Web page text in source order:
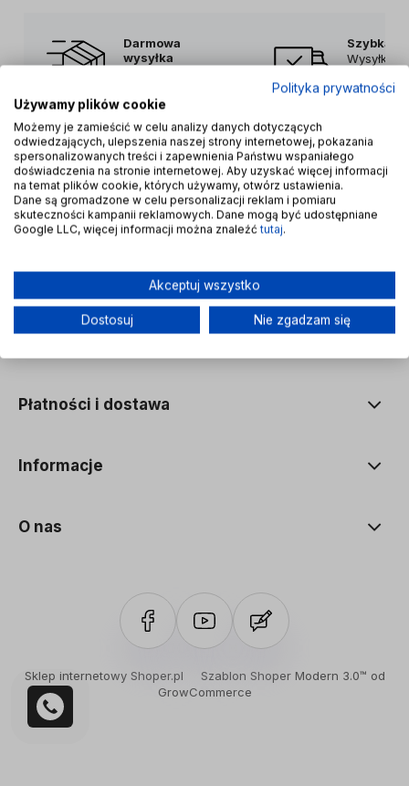
Darmowa
wysyłka
Szybka
Wysyłka w
robocze
Płatności i dostawa
Informacje
O nas
Sklep internetowy Shoper.pl Szablon Shoper Modern 3.0™ od
GrowCommerce
Polityka prywatności
Używamy plików cookie
Możemy je zamieścić w celu analizy danych dotyczących
odwiedzających, ulepszenia naszej strony internetowej, pokazania
spersonalizowanych treści i zapewnienia Państwu wspaniałego
doświadczenia na stronie internetowej. Aby uzyskać więcej informacji
na temat plików cookie, których używamy, otwórz ustawienia.
Dane są gromadzone w celu personalizacji reklam i pomiaru
skuteczności kampanii reklamowych. Dane mogą być udostępniane
Google LLC, więcej informacji można znaleźć tutaj.
Akceptuj wszystko
Dostosuj Nie zgadzam się